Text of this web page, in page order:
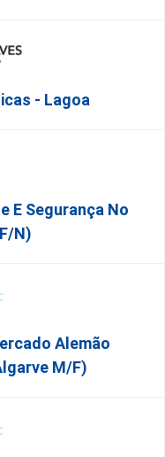
- Lagoa
E Segurança No
f/n)
Alemão
M/F)